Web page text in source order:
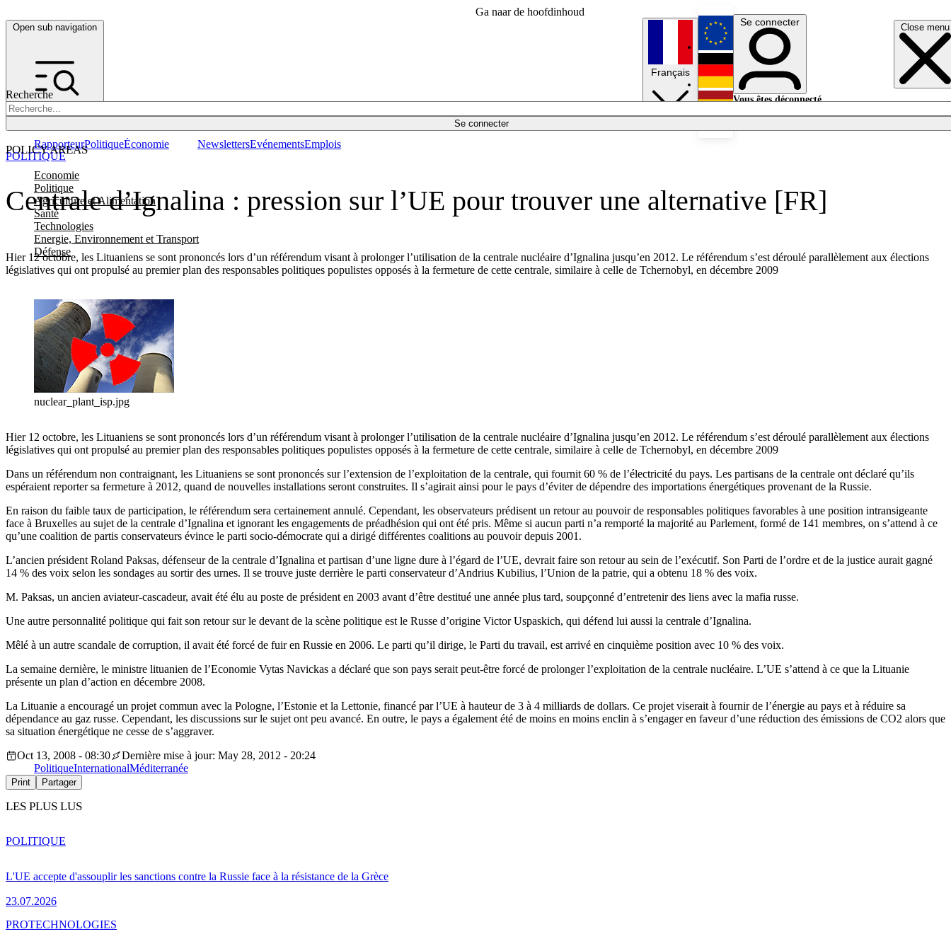
Ga naar de hoofdinhoud
Open sub navigation Close menu
Recherche
Se connecter
POLICY AREAS
Economie
Politique
Agriculture et Alimentation
Santé
Technologies
Energie, Environnement et Transport
Défense
RapporteurPolitiqueÉconomie NewslettersEvénementsEmplois
Français
English
Deutsch
Se connecter
Vous êtes déconnecté.
Centrale d’Ignalina : pression sur l’UE pour trouver une alternative [FR]
Hier 12 octobre, les Lituaniens se sont prononcés lors d’un référendum visant à prolonger l’utilisation de la centrale nucléaire d’Ignalina jusqu’en 2012. Le référendum s’est déroulé parallèlement aux élections
législatives qui ont propulsé au premier plan des responsables politiques populistes opposés à la fermeture de cette centrale, similaire à celle de Tchernobyl, en décembre 2009
POLITIQUE
nuclear_plant_isp.jpg
Hier 12 octobre, les Lituaniens se sont prononcés lors d’un référendum visant à prolonger l’utilisation de la centrale nucléaire d’Ignalina jusqu’en 2012. Le référendum s’est déroulé parallèlement aux élections
législatives qui ont propulsé au premier plan des responsables politiques populistes opposés à la fermeture de cette centrale, similaire à celle de Tchernobyl, en décembre 2009
Dans un référendum non contraignant, les Lituaniens se sont prononcés sur l’extension de l’exploitation de la centrale, qui fournit 60 % de l’électricité du pays. Les partisans de la centrale ont déclaré qu’ils
espéraient reporter sa fermeture à 2012, quand de nouvelles installations seront construites. Il s’agirait ainsi pour le pays d’éviter de dépendre des importations énergétiques provenant de la Russie.
En raison du faible taux de participation, le référendum sera certainement annulé. Cependant, les observateurs prédisent un retour au pouvoir de responsables politiques favorables à une position intransigeante
face à Bruxelles au sujet de la centrale d’Ignalina et ignorant les engagements de préadhésion qui ont été pris. Même si aucun parti n’a remporté la majorité au Parlement, formé de 141 membres, on s’attend à ce
qu’une coalition de partis conservateurs évince le parti socio-démocrate qui a dirigé différentes coalitions au pouvoir depuis 2001.
L’ancien président Roland Paksas, défenseur de la centrale d’Ignalina et partisan d’une ligne dure à l’égard de l’UE, devrait faire son retour au sein de l’exécutif. Son Parti de l’ordre et de la justice aurait gagné
14 % des voix selon les sondages au sortir des urnes. Il se trouve juste derrière le parti conservateur d’Andrius Kubilius, l’Union de la patrie, qui a obtenu 18 % des voix.
M. Paksas, un ancien aviateur-cascadeur, avait été élu au poste de président en 2003 avant d’être destitué une année plus tard, soupçonné d’entretenir des liens avec la mafia russe.
Une autre personnalité politique qui fait son retour sur le devant de la scène politique est le Russe d’origine Victor Uspaskich, qui défend lui aussi la centrale d’Ignalina.
Mêlé à un autre scandale de corruption, il avait été forcé de fuir en Russie en 2006. Le parti qu’il dirige, le Parti du travail, est arrivé en cinquième position avec 10 % des voix.
La semaine dernière, le ministre lituanien de l’Economie Vytas Navickas a déclaré que son pays serait peut-être forcé de prolonger l’exploitation de la centrale nucléaire. L’UE s’attend à ce que la Lituanie
présente un plan d’action en décembre 2008.
La Lituanie a encouragé un projet commun avec la Pologne, l’Estonie et la Lettonie, financé par l’UE à hauteur de 3 à 4 milliards de dollars. Ce projet viserait à fournir de l’énergie au pays et à réduire sa
dépendance au gaz russe. Cependant, les discussions sur le sujet ont peu avancé. En outre, le pays a également été de moins en moins enclin à s’engager en faveur d’une réduction des émissions de CO2 alors que
sa situation énergétique ne cesse de s’aggraver.
Oct 13, 2008 - 08:30
Dernière mise à jour: May 28, 2012 - 20:24
PolitiqueInternationalMéditerranée
Print Partager
LES PLUS LUS
L'UE accepte d'assouplir les sanctions contre la Russie face à la résistance de la Grèce
23.07.2026
POLITIQUE
PROTECHNOLOGIES